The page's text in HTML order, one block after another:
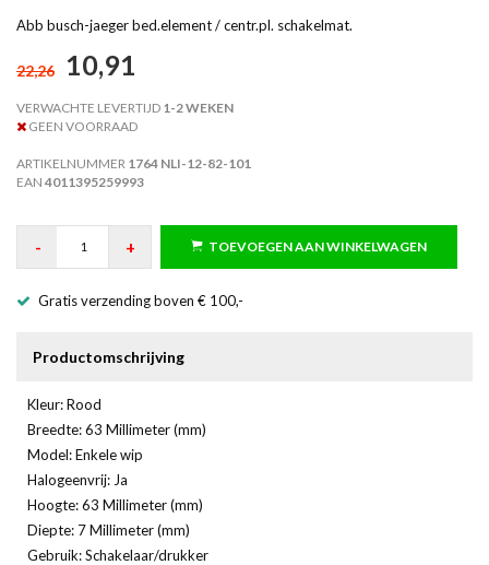
Abb busch-jaeger bed.element / centr.pl. schakelmat.
22,26 10,91
VERWACHTE LEVERTIJD 1-2 WEKEN
GEEN VOORRAAD
ARTIKELNUMMER 1764 NLI-12-82-101
EAN 4011395259993
- + TOEVOEGEN AAN WINKELWAGEN
Gratis verzending boven € 100,-
Productomschrijving
Kleur: Rood
Breedte: 63 Millimeter (mm)
Model: Enkele wip
Halogeenvrij: Ja
Hoogte: 63 Millimeter (mm)
Diepte: 7 Millimeter (mm)
Gebruik: Schakelaar/drukker